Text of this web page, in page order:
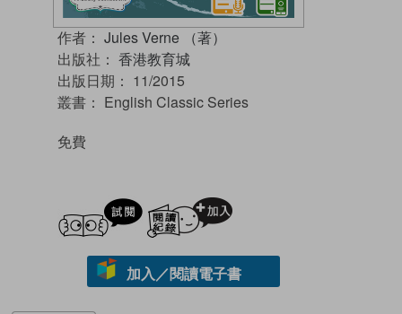
作者： Jules Verne （著）
出版社： 香港教育城
出版日期： 11/2015
叢書： English Classic Series
免費
試閲
加入／閱讀電子書